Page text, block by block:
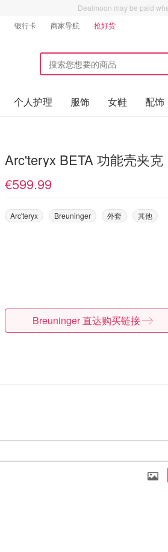
Dealmoon may be paid
银行卡 商家导航 抢好货
个人护理 服饰 女鞋 配饰
Arc'teryx BETA 功能壳夹克
€599.99
Arc'teryx Breuninger 外套 其他
Breuninger 直达购买链接